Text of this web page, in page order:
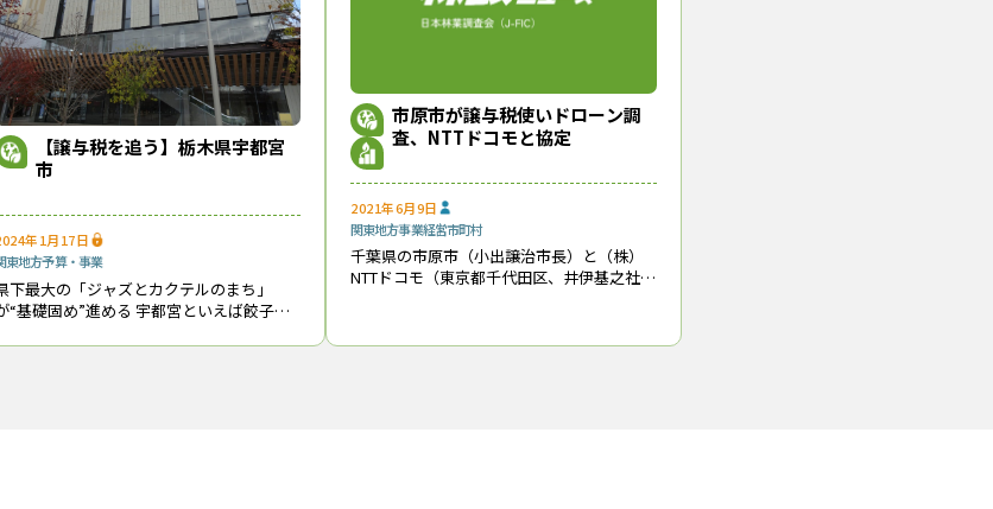
与税森林環境譲与税 譲与税を追う
編集部
年の創刊から32年目に入りました！ これからも皆様の手となり足となり、最新の
てまいります。
この記事をシェアする
【譲与税を追う】栃木県宇都宮
市
年1月17日
東地方予算・事業
下最大の「ジャズとカクテルのまち」
基礎固め”進める 宇都宮といえば餃子。
環バスに乗ると、「ジャズとカクテルの
市原市が譲与税使いドローン調
査、NTTドコモと協定
2021年6月9日
関東地方事業経営市町村
千葉県の市原市（小出譲治市長）と（株）
NTTドコモ（東京都千代田区、井伊基之社
では初めて、ドローンを使った森林資源量